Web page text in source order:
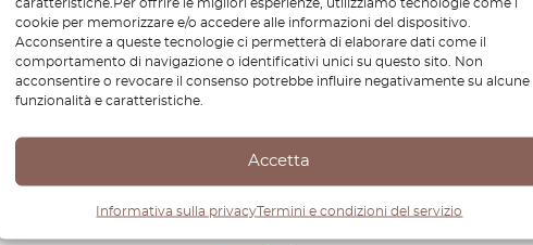
cookie per memorizzare e/o accedere alle informazioni del dispositivo.
Acconsentire a queste tecnologie ci permetterà di elaborare dati come il
comportamento di navigazione o identificativi unici su questo sito. Non
acconsentire o revocare il consenso potrebbe influire negativamente su alcune
funzionalità e caratteristiche.
Accetta
Informativa sulla privacyTermini e condizioni del servizio
Copertura faro anteriore
sinistra o destra nera 26095-
01F02 / 26045-01F02
Cornice Orologio Cruscotto
Tutti i Colori 68460-01F00